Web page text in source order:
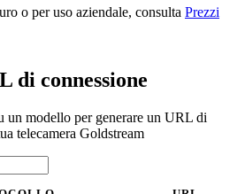
o per uso aziendale, consulta Prezzi
di connessione
un modello per generare un URL di
telecamera Goldstream